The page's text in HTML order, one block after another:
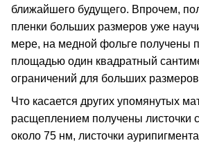
ближайшего будущего. Впрочем,
пленки больших размеров уже
мере, на медной фольге получены
площадью один квадратный
ограничений для больших
Что касается других упомянутых
расщеплением получены листочки
около 75 нм, листочки